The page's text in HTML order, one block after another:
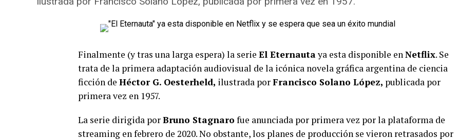
Finalmente (y tras una larga espera) la serie El Eternautaya esta disponible enNetflix. Se
trata de la primera adaptación audiovisual de la icónica novela gráfica argentina de ciencia
ficción de Héctor G. Oesterheld, ilustrada porFrancisco Solano López, publicada por
primera vez en 1957.
La serie dirigida porBruno Stagnaro fue anunciada por primera vez por la plataforma de
streaming en febrero de 2020. No obstante, los planes de producción se vieron retrasados por